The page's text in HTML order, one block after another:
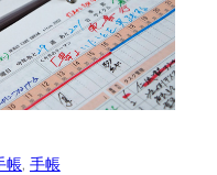
帳, 手帳